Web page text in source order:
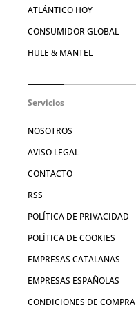
ATLÁNTICO HOY
CONSUMIDOR GLOBAL
HULE & MANTEL
Servicios
NOSOTROS
AVISO LEGAL
CONTACTO
RSS
POLÍTICA DE PRIVACIDAD
POLÍTICA DE COOKIES
EMPRESAS CATALANAS
EMPRESAS ESPAÑOLAS
CONDICIONES DE COMPRA